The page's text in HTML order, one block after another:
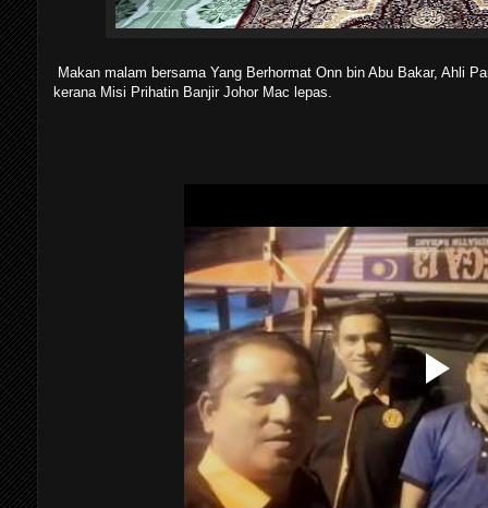
Makan malam bersama Yang Berhormat Onn bin Abu Bakar, Ahli
kerana Misi Prihatin Banjir Johor Mac lepas.